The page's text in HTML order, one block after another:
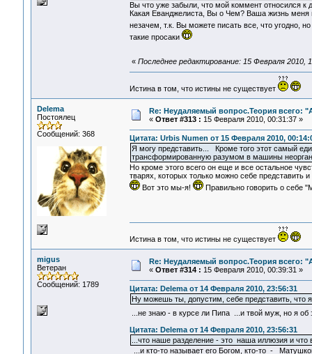
Вы что уже забыли, что мой коммент относился к
Какая Еванджелиста, Вы о Чем? Ваша жизнь
незачем, т.к. Вы можете писать все, что угодно,
такие просаки
« Последнее редактирование: 15 Февраля 2010,
Истина в том, что истины не существует
Delema
Постоялец
Сообщений: 368
Re: Неудаляемый вопрос.Теория всего:
« Ответ #313 : 15 Февраля 2010, 00:31:37 »
Цитата: Urbis Numen от 15 Февраля 2010,
Я могу представить... Кроме того этот самый
трансформированную разумом в машины
Но кроме этого всего он еще и все остальное
тварях, которых только можно себе
Вот это мы-я!
Правильно говорить о себе
Истина в том, что истины не существует
migus
Ветеран
Сообщений: 1789
Re: Неудаляемый вопрос.Теория всего:
« Ответ #314 : 15 Февраля 2010, 00:39:31 »
Цитата: Delema от 14 Февраля 2010, 23:56:31
Ну можешь ты, допустим, себе представить, что
...не знаю - в курсе ли Пипа ...и твой муж, но я
Цитата: Delema от 14 Февраля 2010, 23:56:31
...что наше разделение - это наша иллюзия и что
...и кто-то называет его Богом, кто-то -